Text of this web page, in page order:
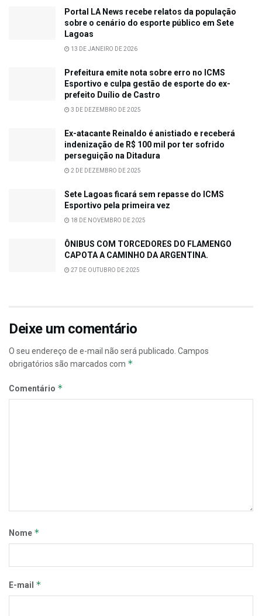
Portal LA News recebe relatos da população
sobre o cenário do esporte público em Sete
Lagoas
13 DE JANEIRO DE 2026
Prefeitura emite nota sobre erro no ICMS
Esportivo e culpa gestão de esporte do ex-
prefeito Duílio de Castro
3 DE DEZEMBRO DE 2025
Ex-atacante Reinaldo é anistiado e receberá
indenização de R$ 100 mil por ter sofrido
perseguição na Ditadura
2 DE DEZEMBRO DE 2025
Sete Lagoas ficará sem repasse do ICMS
Esportivo pela primeira vez
18 DE NOVEMBRO DE 2025
ÔNIBUS COM TORCEDORES DO FLAMENGO
CAPOTA A CAMINHO DA ARGENTINA.
27 DE OUTUBRO DE 2025
Deixe um comentário
O seu endereço de e-mail não será publicado. Campos
obrigatórios são marcados com *
Comentário *
Nome *
E-mail *